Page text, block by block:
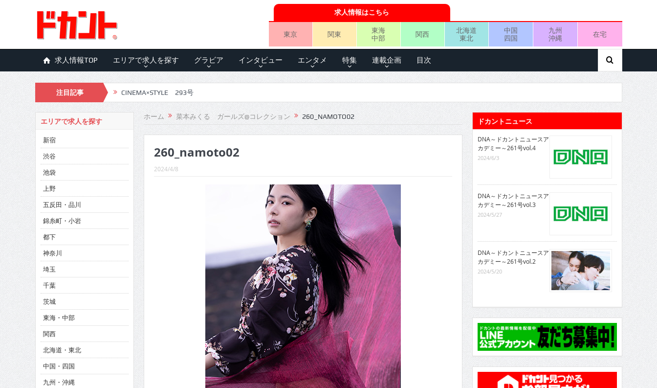
求人情報はこちら
東京 関東
東海
中部
関西
北海道
東北
中国
四国
九州
沖縄
在宅
求人情報TOP エリアで求人を探す グラビア インタビュー エンタメ 特集 連載企画 目次
注目記事 CINEMA×STYLE 293号
CINEMA×STYLE 292号
CINEMA×STYLE 291号
CINEMA×STYLE 290号
CINEMA×STYLE 289号
CINEMA×STYLE 288号
CINEMA×STYLE 286号
CINEMA×STYLE 285号
CINEMA×STYLE 294号
ホーム 菜本みくる ガールズ@コレクション 260_NAMOTO02
260_namoto02
2024/4/8
エリアで求人を探す
新宿
渋谷
池袋
上野
五反田・品川
錦糸町・小岩
都下
神奈川
埼玉
千葉
茨城
東海・中部
関西
北海道・東北
中国・四国
九州・沖縄
ドカントニュース
DNA～ドカントニュースア
カデミー～261号vol.4
2024/6/3
DNA～ドカントニュースア
カデミー～261号vol.3
2024/5/27
DNA～ドカントニュースア
カデミー～261号vol.2
2024/5/20